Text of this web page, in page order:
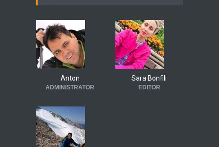
Anton
ADMINISTRATOR
Sara Bonfili
EDITOR